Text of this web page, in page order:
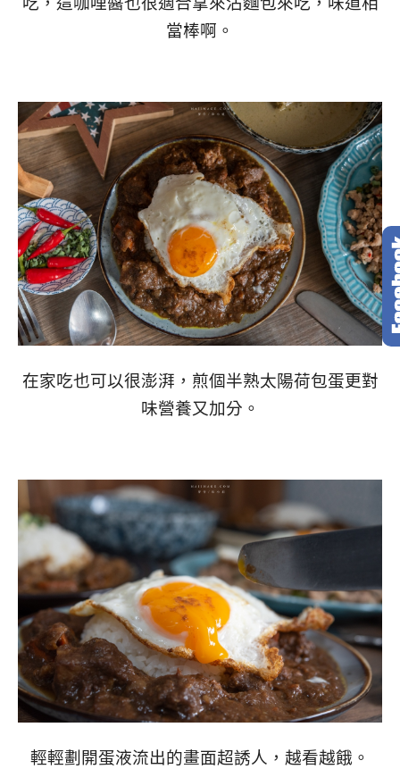
當棒啊。
在家吃也可以很澎湃，煎個半熟太陽荷包蛋更對
味營養又加分。
輕輕劃開蛋液流出的畫面超誘人，越看越餓。